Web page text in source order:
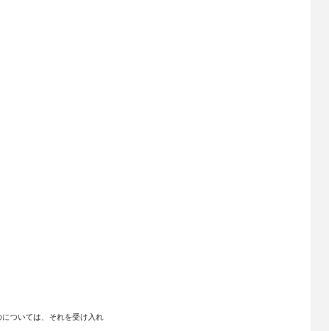
ついては、それを受け入れ